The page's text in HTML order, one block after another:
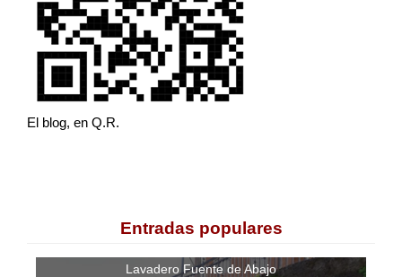
El blog, en Q.R.
Entradas populares
Lavadero Fuente de Abajo